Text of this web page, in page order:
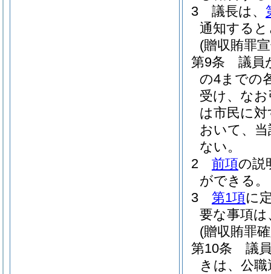
3
議長は、
通知する
(贈収賄罪
第9条
議員
の4までの
受け、な
は市民に
おいて、
ない。
2
前項の説
ができる。
3
第1項に
要な事項
(贈収賄罪
第10条
議
きは、公